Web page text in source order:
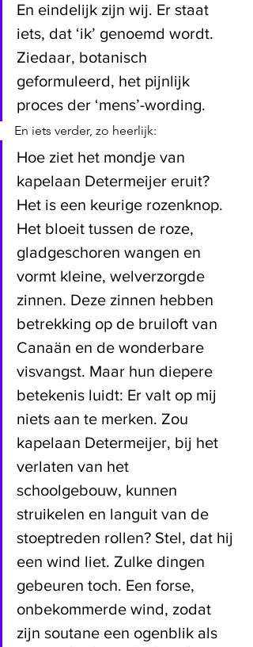
En eindelijk zijn wij. Er staat
iets, dat ‘ik’ genoemd wordt.
Ziedaar, botanisch
geformuleerd, het pijnlijk
proces der ‘mens’-wording.
En iets verder, zo heerlijk:
Hoe ziet het mondje van
kapelaan Determeijer eruit?
Het is een keurige rozenknop.
Het bloeit tussen de roze,
gladgeschoren wangen en
vormt kleine, welverzorgde
zinnen. Deze zinnen hebben
betrekking op de bruiloft van
Canaän en de wonderbare
visvangst. Maar hun diepere
betekenis luidt: Er valt op mij
niets aan te merken. Zou
kapelaan Determeijer, bij het
verlaten van het
schoolgebouw, kunnen
struikelen en languit van de
stoeptreden rollen? Stel, dat hij
een wind liet. Zulke dingen
gebeuren toch. Een forse,
onbekommerde wind, zodat
zijn soutane een ogenblik als